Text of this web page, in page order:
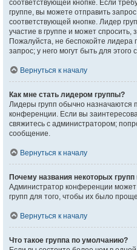
соответствующей кнопке. Если
группе, вы можете отправить
соответствующей кнопке. Лидер
участие в группе и может
Пожалуйста, не беспокойте лидера
запрос; у него могут быть для этого
Вернуться к началу
Как мне стать лидером группы?
Лидеры групп обычно назначаются
конференции. Если вы
свяжитесь с администратором;
сообщение.
Вернуться к началу
Почему названия некоторых
Администратор конференции может
групп для того, чтобы их было
Вернуться к началу
Что такое группа по умолчанию?